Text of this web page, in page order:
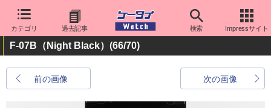
カテゴリ 過去記事 検索 Impressサイト
F-07B（Night Black） (66/70)
前の画像 次の画像